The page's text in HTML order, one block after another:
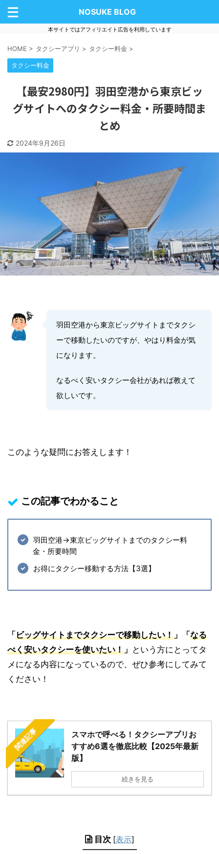
NOSUKE BLOG
本サイトではアフィリエイト広告を利用しています
HOME > タクシーアプリ > タクシー料金 >
タクシー料金
【最安2980円】羽田空港から東京ビッ
グサイトへのタクシー料金・所要時間ま
とめ
2024年9月26日
羽田空港から東京ビッグサイトまでタクシ
ーで移動したいのですが、やはり料金が気
になります。
なるべく安いタクシー会社があれば教えて
欲しいです。
このような疑問にお答えします！
この記事でわかること
羽田空港→東京ビッグサイトまでのタクシー料
金・所要時間
お得にタクシー移動する方法【3選】
「 ビッグサイトまでタクシーで移動したい！ 」「 なる
べく安いタクシーを使いたい！ 」 という方にとってタ
メになる内容になっているので、ぜひ参考にしてみて
ください！
関連記事
スマホで呼べる！タクシーアプリお
すすめ6選を徹底比較【2025年最新
版】
続きを見る
目次 [表示]